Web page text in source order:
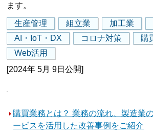
ます。
生産管理 組立業 加工業
AI・IoT・DX
コロナ対策
購
Web活用
[2024年 5月 9日公開]
購買業務とは？ 業務の流れ、製造業
ービスを活用した改善事例をご紹介